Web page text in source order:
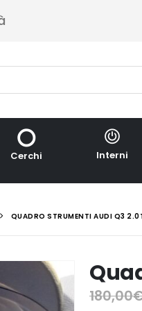
Cerchi Interni
QUADRO STRUMENTI AUDI Q3
180,00